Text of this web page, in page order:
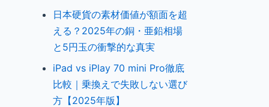
日本硬貨の素材価値が額面を超
える？2025年の銅・亜鉛相場
と5円玉の衝撃的な真実
iPad vs iPlay 70 mini Pro徹底
比較｜乗換えで失敗しない選び
方【2025年版】